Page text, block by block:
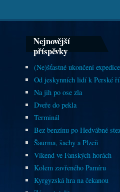
Nejnovější
příspěvky
(Ne)šťastné ukončení expedice
Od jeskynních lidí k Perské
Na jih po ose zla
Dveře do pekla
Terminál
Bez benzínu po Hedvábné
Šaurma, šachy a Plzeň
Víkend ve Fanských horách
Kolem zavřeného Pamíru
Kyrgyzská hra na čekanou